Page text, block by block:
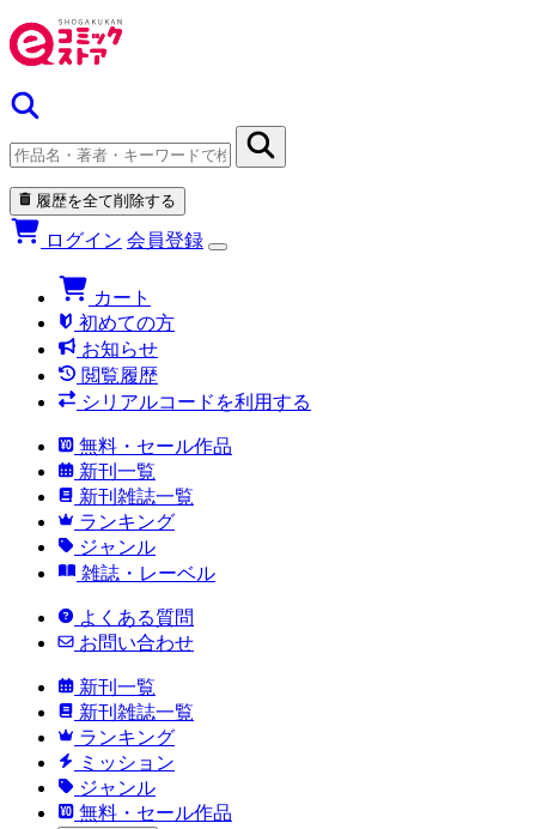
履歴を全て削除する
ログイン 会員登録
カート
初めての方
お知らせ
閲覧履歴
シリアルコードを利用する
無料・セール作品
新刊一覧
新刊雑誌一覧
ランキング
ジャンル
雑誌・レーベル
よくある質問
お問い合わせ
新刊一覧
新刊雑誌一覧
ランキング
ミッション
ジャンル
無料・セール作品